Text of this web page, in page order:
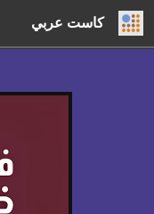
كاست عربي